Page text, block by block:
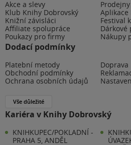
Akce a slevy
Prodejny
Klub Knihy Dobrovský
Aplikace
Knižní závisláci
Festival
Affiliate spolupráce
Dárkové
Poukazy pro firmy
Nákupy
Dodací podmínky
Platební metody
Doprava
Obchodní podmínky
Ochrana osobních údajů
Vše důležité
Kariéra v Knihy Dobrovský
KNIHKUPEC/POKLADNÍ -
PRAHA 5, ANDĚL